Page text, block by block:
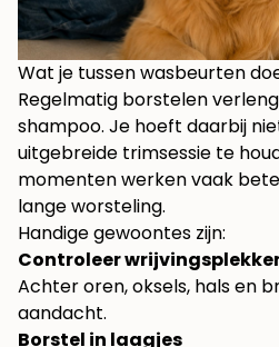
Wat je tussen wasbeurten
Regelmatig borstelen
shampoo. Je hoeft daarbij
uitgebreide trimsessie te
momenten werken vaak
lange worsteling.
Handige gewoontes zijn:
Controleer
Achter oren, oksels, hals en
aandacht.
Borstel in laagjes